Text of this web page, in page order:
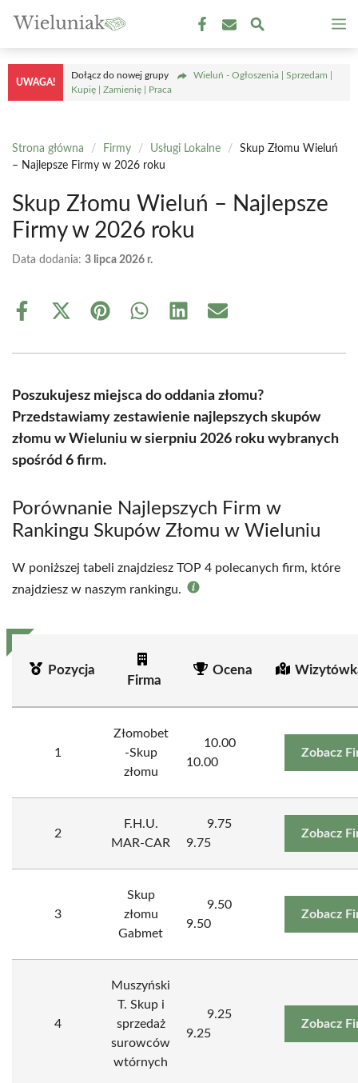
treści
UWAGA!
Dołącz do nowej grupy
Wieluń - Ogłoszenia | Sprzedam |
Kupię | Zamienię | Praca
Strona główna / Firmy / Usługi Lokalne /
Skup Złomu Wieluń
– Najlepsze Firmy w 2026 roku
Skup Złomu Wieluń – Najlepsze
Firmy w 2026 roku
Data dodania: 3 lipca 2026 r.
Share
Share
(Twitter)
Share Share Share Share
Poszukujesz miejsca do oddania złomu?
Przedstawiamy zestawienie najlepszych skupów
złomu w Wieluniu w sierpniu 2026 roku wybranych
spośród 6 firm.
Porównanie Najlepszych Firm w
Rankingu Skupów Złomu w Wieluniu
W poniższej tabeli znajdziesz TOP 4 polecanych firm, które
znajdziesz w naszym rankingu.
Pozycja
Firma
Ocena
1
Złomobet
-Skup
złomu
10.00
10.00
Zobacz
2
F.H.U.
MAR-CAR
9.75
9.75
Zobacz
3
Skup
złomu
Gabmet
9.50
9.50
Zobacz
4
Muszyński
T. Skup i
sprzedaż
surowców
wtórnych
9.25
9.25
Zobacz